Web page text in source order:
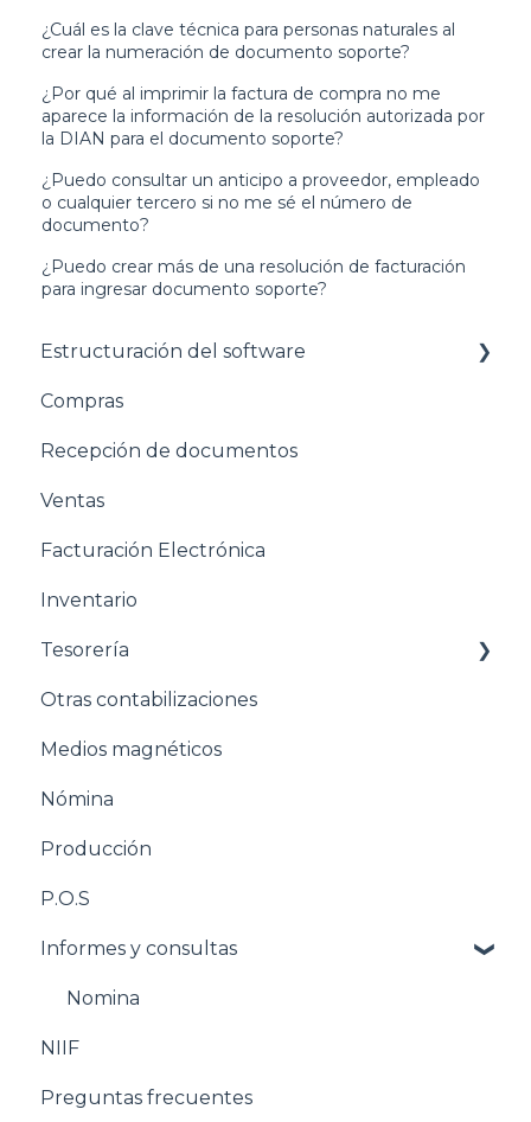
¿Cuál es la clave técnica para personas naturales al
crear la numeración de documento soporte?
¿Por qué al imprimir la factura de compra no me
aparece la información de la resolución autorizada por
la DIAN para el documento soporte?
¿Puedo consultar un anticipo a proveedor, empleado
o cualquier tercero si no me sé el número de
documento?
¿Puedo crear más de una resolución de facturación
para ingresar documento soporte?
Estructuración del software
Pasos para configurar tu empresa
Estructuración General
Estructuración Contabilidad
Estructuración Compras
Estructuración Ventas
Estructuración Inventarios
Estructuración Tesorería
Pasos para configurar la Nómina
Estructuración Nómina
Pasos para configurar Producción
Estructuración Producción
Pasos para configurar POS
Estructuración POS
Estructuración Utilitarios
Compras
Recepción de documentos
Ventas
Facturación Electrónica
Inventario
Tesorería
Conciliacion bancaria
Otras contabilizaciones
Medios magnéticos
Nómina
Producción
P.O.S
Informes y consultas
Nomina
NIIF
Preguntas frecuentes